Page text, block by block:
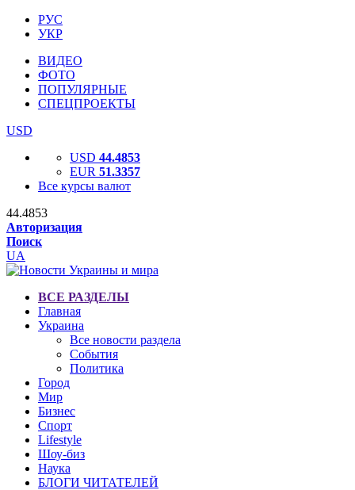
РУС
УКР
ВИДЕО
ФОТО
ПОПУЛЯРНЫЕ
СПЕЦПРОЕКТЫ
USD
USD 44.4853
EUR 51.3357
Все курсы валют
44.4853
Авторизация
Поиск
UA
ВСЕ РАЗДЕЛЫ
Главная
Украина
Все новости раздела
События
Политика
Город
Мир
Бизнес
Спорт
Lifestyle
Шоу-биз
Наука
БЛОГИ ЧИТАТЕЛЕЙ